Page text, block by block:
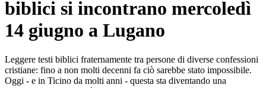
biblici si incontrano mercoledì
14 giugno a Lugano
Leggere testi biblici fraternamente tra persone di diverse confessioni
cristiane: fino a non molti decenni fa ciò sarebbe stato impossibile.
Oggi - e in Ticino da molti anni - questa sta diventando una